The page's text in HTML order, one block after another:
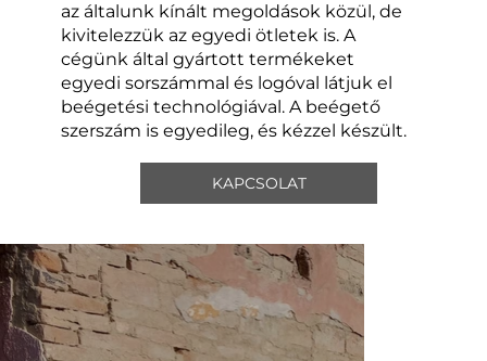
KAPCSOLAT
az általunk kínált megoldások közül, de
kivitelezzük az egyedi ötletek is. A
cégünk által gyártott termékeket
egyedi sorszámmal és logóval látjuk el
beégetési technológiával. A beégető
szerszám is egyedileg, és kézzel készült.